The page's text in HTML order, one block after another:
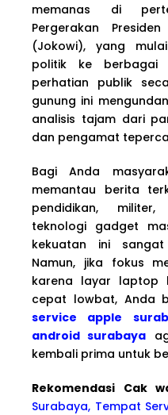
memanas di
Pergerakan
(Jokowi), yang
politik ke berbagai
perhatian publik
gunung ini
analisis tajam dari
dan pengamat
Bagi Anda
memantau berita
pendidikan,
teknologi gadget
kekuatan ini
Namun, jika fokus
karena layar laptop
cepat lowbat, Anda
service apple
android surabaya
kembali prima untuk
Rekomendasi Cak
Surabaya, Tempat